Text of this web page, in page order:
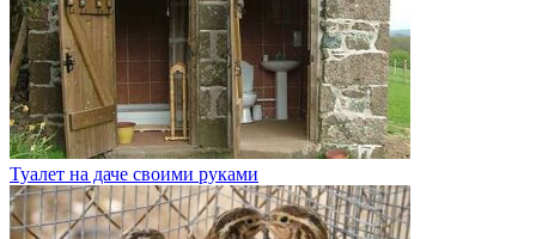
Туалет на даче своими руками